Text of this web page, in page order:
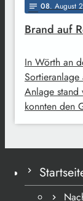
notes 08. August
Brand auf
In Wörth an
Anlage
konnten den